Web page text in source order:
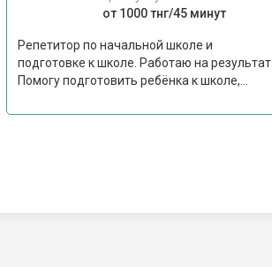
от 1000 тнг/45 минут
Репетитор по начальной школе и
подготовке к школе. Работаю на результат.
Помогу подготовить ребёнка к школе,...